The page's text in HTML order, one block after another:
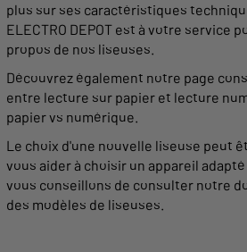
plus sur ses caractéristiques
ELECTRO DEPOT est à votre service
propos de nos liseuses.
Découvrez également notre page
entre lecture sur papier et lecture
papier vs numérique.
Le choix d'une nouvelle liseuse peut
vous aider à choisir un appareil
vous conseillons de consulter notre
des modèles de liseuses.